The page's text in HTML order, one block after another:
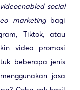
videoenabled social
marketingbagi
Tiktok, atau
video promosi
beberapa jenis
jasa